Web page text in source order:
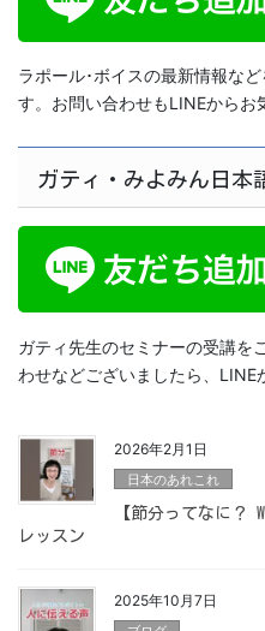
ラポール･ボイスの最新情報な
す。お問い合わせもLINEからお
ガティ・みよみん日本
ガティ先生のセミナーの受講を
わせなどございましたら、LINE
2026年2月1日
日本のあれこれ
【節分ってなに
レッスン
2025年10月7日